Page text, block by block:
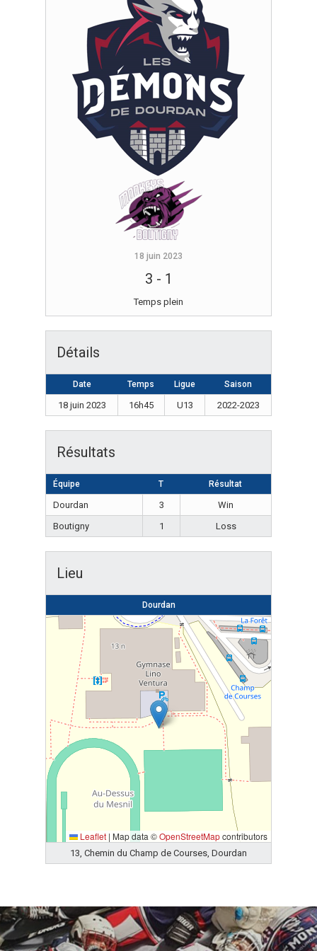
18 juin 2023
3 - 1
Temps plein
Détails
Date Temps Ligue Saison
18 juin 2023 16h45 U13 2022-2023
Résultats
Équipe T Résultat
Dourdan 3
Win
Boutigny
1 Loss
Lieu
Dourdan
Leaflet | Map data ©OpenStreetMapcontributors
13, Chemin du Champ de Courses, Dourdan